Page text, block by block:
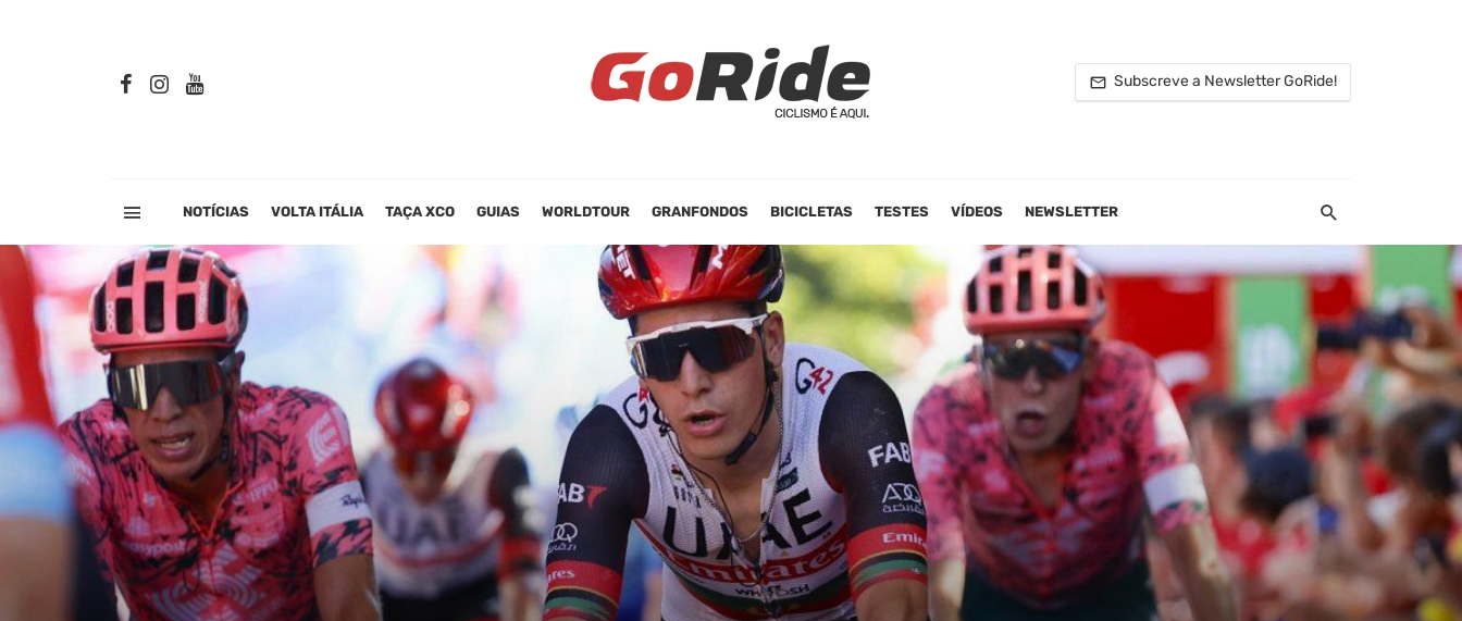
Subscreve a Newsletter GoRide!
NOTÍCIAS VOLTA ITÁLIA TAÇA XCO GUIAS WORLDTOUR GRANFONDOS BICICLETAS TESTES VÍDEOS NEWSLETTER